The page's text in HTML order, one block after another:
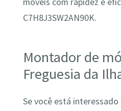
C7H8J3SW2AN90K.
Montador de
Freguesia da
Se você está